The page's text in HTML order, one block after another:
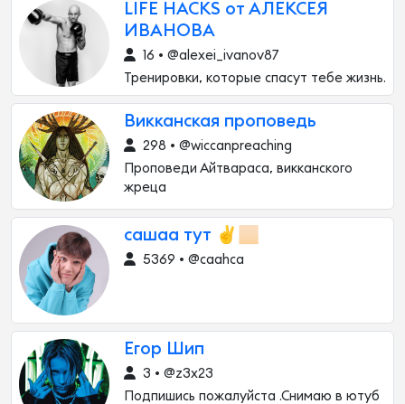
LIFE HACKS от АЛЕКСЕЯ
ИВАНОВА
16 • @alexei_ivanov87
Тренировки, которые спасут тебе жизнь.
Викканская проповедь
298 • @wiccanpreaching
Проповеди Айтвараса, викканского
жреца
сашаа тут ✌️🏻
5369 • @caahca
Егор Шип
3 • @z3x23
Подпишись пожалуйста .Снимаю в ютуб